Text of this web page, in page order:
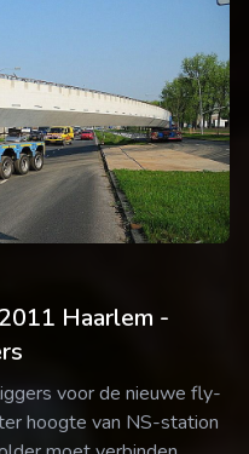
Haarlem -
voor de nieuwe fly-
hoogte van NS-station